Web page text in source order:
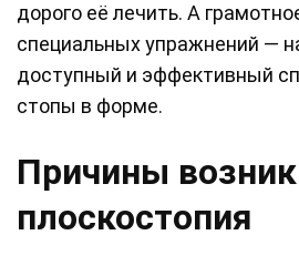
дорого её лечить. А
специальных упражнений —
доступный и эффективный
стопы в форме.
Причины
плоскостопия